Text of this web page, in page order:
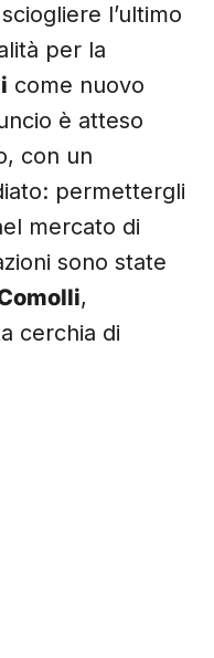
l’ultimo
per la
come nuovo
è atteso
con un
permettergli
mercato di
sono state
,
cerchia di